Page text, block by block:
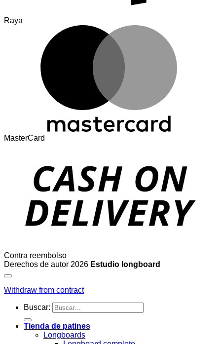
Raya
MasterCard
Contra reembolso
Derechos de autor 2026 Estudio longboard
Withdraw from contract
Buscar:
Tienda de patines
Longboards